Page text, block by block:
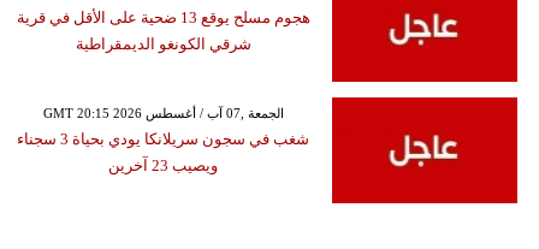
هجوم مسلح يوقع 13 ضحية على الأقل في قرية
شرقي الكونغو الديمقراطية
GMT 20:15 2026 الجمعة ,07 آب / أغسطس
شغب في سجون سريلانكا يودي بحياة 3 سجناء
ويصيب 23 آخرين